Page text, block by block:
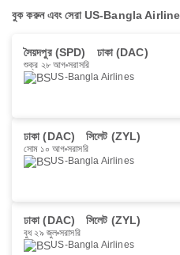
বুক করুন এবং সেরা US-Bangla
সৈয়দপুর (SPD) ঢাকা (DAC)
শুক্র ২৮ আগ সরাসরি
US-Bangla Airlines
ঢাকা (DAC) সিলেট (ZYL)
সোম ১০ আগ সরাসরি
US-Bangla Airlines
ঢাকা (DAC) সিলেট (ZYL)
বুধ ২৯ জুল সরাসরি
US-Bangla Airlines